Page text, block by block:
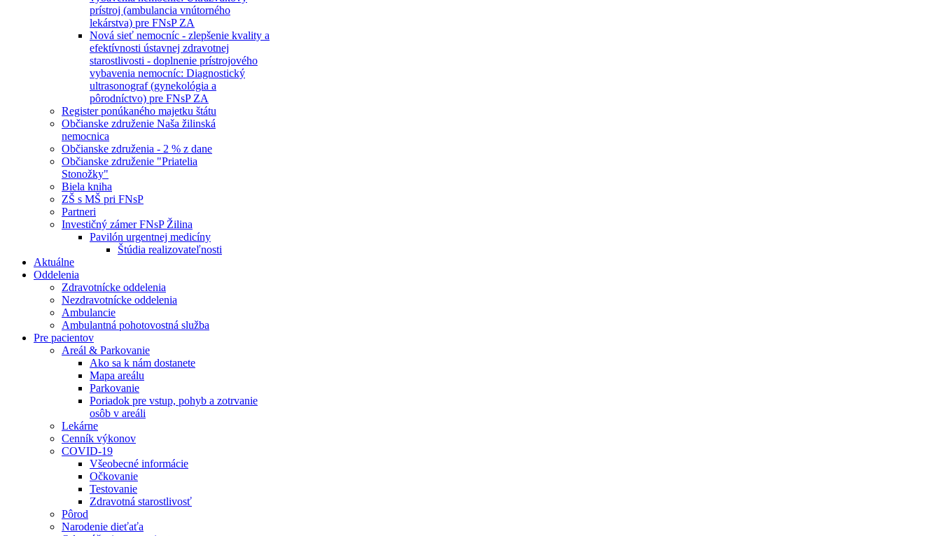
prístroj (ambulancia vnútorného
lekárstva) pre FNsP ZA
Nová sieť nemocníc - zlepšenie kvality a
efektívnosti ústavnej zdravotnej
starostlivosti - doplnenie prístrojového
vybavenia nemocníc: Diagnostický
ultrasonograf (gynekológia a
pôrodníctvo) pre FNsP ZA
Register ponúkaného majetku štátu
Občianske združenie Naša žilinská
nemocnica
Občianske združenia - 2 % z dane
Občianske združenie "Priatelia
Stonožky"
Biela kniha
ZŠ s MŠ pri FNsP
Partneri
Investičný zámer FNsP Žilina
Pavilón urgentnej medicíny
Štúdia realizovateľnosti
Aktuálne
Oddelenia
Zdravotnícke oddelenia
Nezdravotnícke oddelenia
Ambulancie
Ambulantná pohotovostná služba
Pre pacientov
Areál & Parkovanie
Ako sa k nám dostanete
Mapa areálu
Parkovanie
Poriadok pre vstup, pohyb a zotrvanie
osôb v areáli
Lekárne
Cenník výkonov
COVID-19
Všeobecné informácie
Očkovanie
Testovanie
Zdravotná starostlivosť
Pôrod
Narodenie dieťaťa